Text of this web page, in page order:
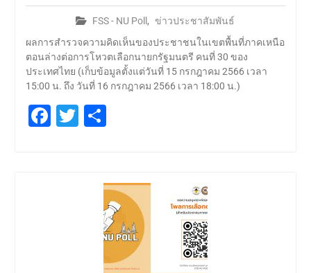
FSS - NU Poll , ข่าวประชาสัมพันธ์
ผลการสำรวจความคิดเห็นของประชาชนในเขตพื้นที่ภาคเหนือ
ตอนล่างต่อการโหวตเลือกนายกรัฐมนตรี คนที่ 30 ของ
ประเทศไทย (เก็บข้อมูลตั้งแต่วันที่ 15 กรกฎาคม 2566 เวลา
15:00 น. ถึง วันที่ 16 กรกฎาคม 2566 เวลา 18:00 น.)
Facebook
Twitter
Share